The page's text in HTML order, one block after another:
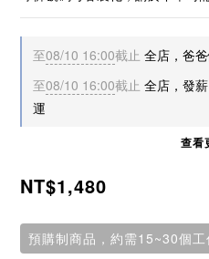
至08/10 16:00截止 全店，爸
至08/10 16:00截止 全店，發
運
查看
NT$1,480
預購制商品，約需15~30個